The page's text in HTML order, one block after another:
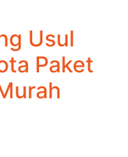
Usul
Paket